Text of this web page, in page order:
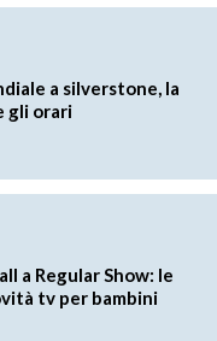
a silverstone, la
gli orari
a Regular Show: le
tv per bambini